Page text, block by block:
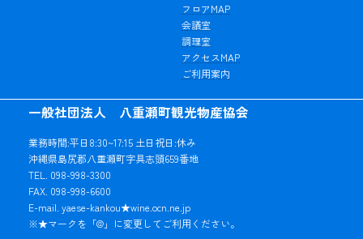
一般社団法人 八重瀬町観光物産協会
業務時間:平日8:30~17:15 土日祝日:休み
沖縄県島尻郡八重瀬町字具志頭659番地
TEL. 098-998-3300
FAX. 098-998-6600
E-mail. yaese-kankou★wine.ocn.ne.jp
※★マークを「@」に変更してご利用ください。
フロアMAP
会議室
調理室
アクセスMAP
ご利用案内